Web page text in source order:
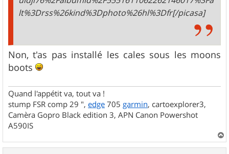
lt%3Drss%26kind%3Dphoto%26hl%3Dfr[/picasa]
Non, t'as pas installé les cales sous les moons
boots
Quand l'appétit va, tout va !
stump FSR comp 29 ", edge 705 garmin, cartoexplorer3,
Camèra Gopro Black edition 3, APN Canon Powershot
A590IS
a